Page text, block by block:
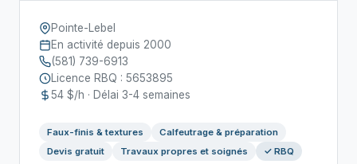
Pointe-Lebel
En activité depuis 2000
(581) 739-6913
Licence RBQ : 5653895
54 $/h · Délai 3-4 semaines
Faux-finis & textures
Calfeutrage & préparation
Devis gratuit
Travaux propres et soignés ✓ RBQ